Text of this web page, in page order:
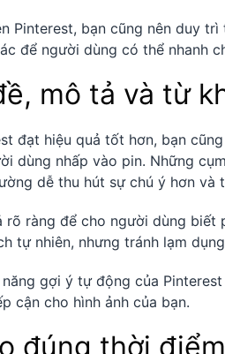
Pinterest, bạn cũng nên duy
để người dùng có thể nhanh
mô tả và từ
đạt hiệu quả tốt hơn, bạn
dùng nhấp vào pin. Những
dễ thu hút sự chú ý hơn và
rõ ràng để cho người dùng
tự nhiên, nhưng tránh lạm
gợi ý tự động của
cận cho hình ảnh của bạn.
đúng thời